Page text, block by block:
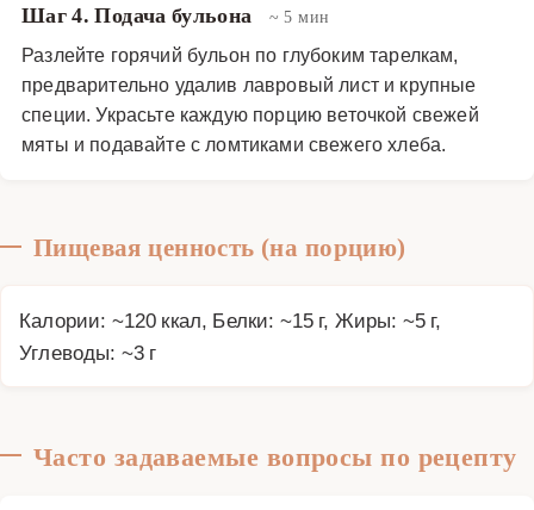
Шаг 4. Подача бульона ~ 5 мин
Разлейте горячий бульон по глубоким тарелкам,
предварительно удалив лавровый лист и крупные
специи. Украсьте каждую порцию веточкой свежей
мяты и подавайте с ломтиками свежего хлеба.
Пищевая ценность (на порцию)
Калории: ~120 ккал, Белки: ~15 г, Жиры: ~5 г,
Углеводы: ~3 г
Часто задаваемые вопросы по рецепту